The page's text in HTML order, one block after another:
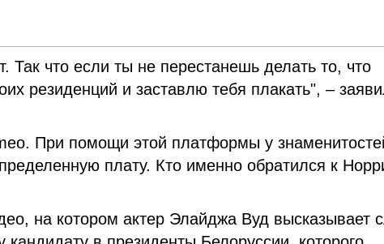
Так что если ты не перестанешь делать то, что
резиденций и заставлю тебя плакать", –
При помощи этой платформы у
плату. Кто именно обратился к
на котором актер Элайджа Вуд высказывает